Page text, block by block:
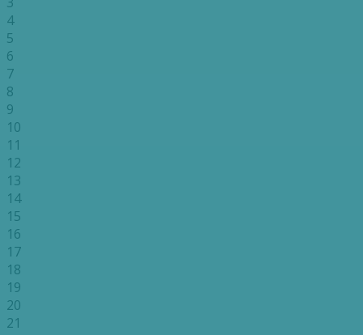
4
5
6
7
8
9
10
11
12
13
14
15
16
17
18
19
20
21